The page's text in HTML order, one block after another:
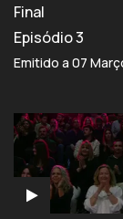
Final
Episódio 3
Emitido a 07